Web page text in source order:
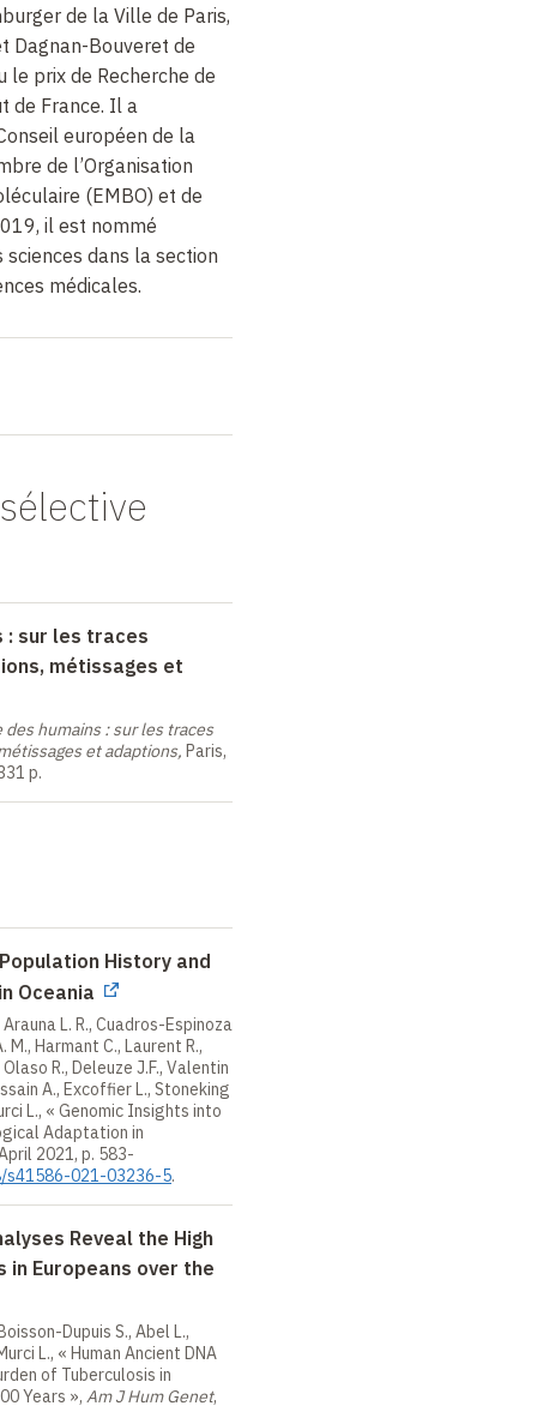
de la Ville de Paris,
Dagnan-Bouveret de
le prix de Recherche de
de France. Il a
européen de la
de l’Organisation
(EMBO) et de
il est nommé
sciences dans la section
médicales.
: sur les traces
métissages et
des humains : sur les traces
et adaptions, Paris,
p.
History and
Oceania
L. R., Cuadros-Espinoza
M., Harmant C., Laurent R.,
R., Deleuze J.F., Valentin
A., Excoffier L., Stoneking
L., « Genomic Insights into
Adaptation in
2021, p. 583-
s41586-021-03236-5.
Reveal the High
in Europeans over the
Dupuis S., Abel L.,
L., « Human Ancient DNA
of Tuberculosis in
Years », Am J Hum Genet,